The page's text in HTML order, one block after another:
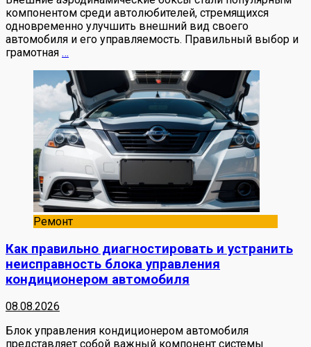
компонентом среди автолюбителей, стремящихся
одновременно улучшить внешний вид своего
автомобиля и его управляемость. Правильный выбор и
грамотная …
Ремонт
Как правильно диагностировать и устранить
неисправность блока управления
кондиционером автомобиля
08.08.2026
Блок управления кондиционером автомобиля
представляет собой важный компонент системы